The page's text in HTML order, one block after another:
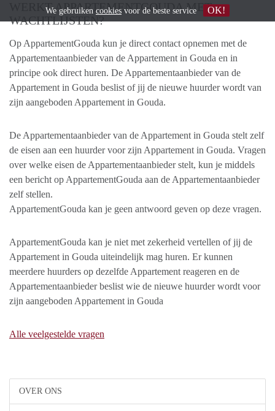
OVER ONS
WERKT APPARTEMENTGOUDA MET
WACHTLIJSTEN?
Op AppartementGouda kun je direct contact opnemen met de
Appartementaanbieder van de Appartement in Gouda en in
principe ook direct huren. De Appartementaanbieder van de
Appartement in Gouda beslist of jij de nieuwe huurder wordt van
zijn aangeboden Appartement in Gouda.
De Appartementaanbieder van de Appartement in Gouda stelt zelf
de eisen aan een huurder voor zijn Appartement in Gouda. Vragen
over welke eisen de Appartementaanbieder stelt, kun je middels
een bericht op AppartementGouda aan de Appartementaanbieder
zelf stellen.
AppartementGouda kan je geen antwoord geven op deze vragen.
AppartementGouda kan je niet met zekerheid vertellen of jij de
Appartement in Gouda uiteindelijk mag huren. Er kunnen
meerdere huurders op dezelfde Appartement reageren en de
Appartementaanbieder beslist wie de nieuwe huurder wordt voor
zijn aangeboden Appartement in Gouda
Alle veelgestelde vragen
We gebruiken cookies voor de beste service OK!